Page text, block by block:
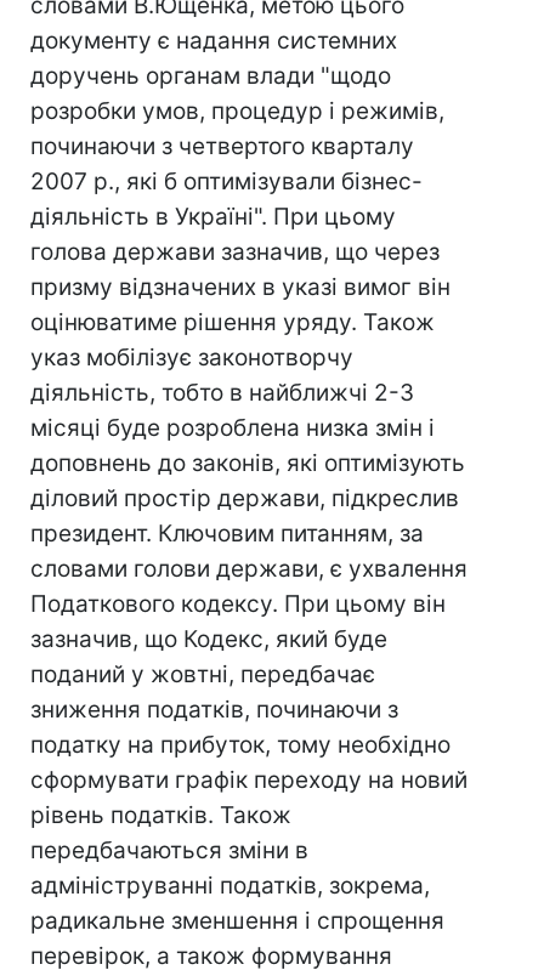
документу є надання системних
доручень органам влади "щодо
розробки умов, процедур і режимів,
починаючи з четвертого кварталу
2007 р., які б оптимізували бізнес-
діяльність в Україні". При цьому
голова держави зазначив, що через
призму відзначених в указі вимог він
оцінюватиме рішення уряду. Також
указ мобілізує законотворчу
діяльність, тобто в найближчі 2-3
місяці буде розроблена низка змін і
доповнень до законів, які оптимізують
діловий простір держави, підкреслив
президент. Ключовим питанням, за
словами голови держави, є ухвалення
Податкового кодексу. При цьому він
зазначив, що Кодекс, який буде
поданий у жовтні, передбачає
зниження податків, починаючи з
податку на прибуток, тому необхідно
сформувати графік переходу на новий
рівень податків. Також
передбачаються зміни в
адмініструванні податків, зокрема,
радикальне зменшення і спрощення
перевірок, а також формування